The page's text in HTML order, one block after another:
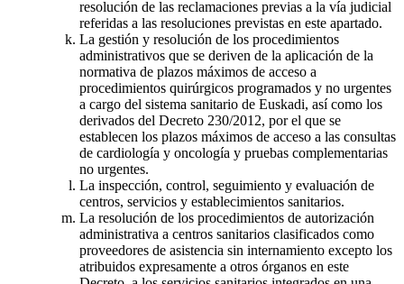
resolución de las reclamaciones previas a la vía judicial
referidas a las resoluciones previstas en este apartado.
La gestión y resolución de los procedimientos
administrativos que se deriven de la aplicación de la
normativa de plazos máximos de acceso a
procedimientos quirúrgicos programados y no urgentes
a cargo del sistema sanitario de Euskadi, así como los
derivados del Decreto 230/2012, por el que se
establecen los plazos máximos de acceso a las consultas
de cardiología y oncología y pruebas complementarias
no urgentes.
La inspección, control, seguimiento y evaluación de
centros, servicios y establecimientos sanitarios.
La resolución de los procedimientos de autorización
administrativa a centros sanitarios clasificados como
proveedores de asistencia sin internamiento excepto los
atribuidos expresamente a otros órganos en este